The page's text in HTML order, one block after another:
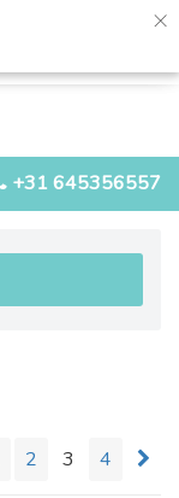
×
+31 645356557
2 3 4